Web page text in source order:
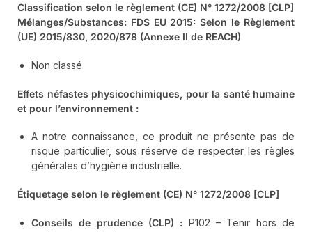
Classification selon le règlement (CE) N° 1272/2008 [CLP]
Mélanges/Substances: FDS EU 2015: Selon le Règlement
(UE) 2015/830, 2020/878 (Annexe II de REACH)
Non classé
Effets néfastes physicochimiques, pour la santé humaine
et pour l’environnement :
A notre connaissance, ce produit ne présente pas de
risque particulier, sous réserve de respecter les règles
générales d’hygiène industrielle.
Étiquetage selon le règlement (CE) N° 1272/2008 [CLP]
Conseils de prudence (CLP) : P102 – Tenir hors de